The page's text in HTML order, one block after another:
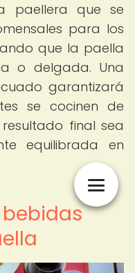
paellera que se
para los
que la paella
o delgada. Una
garantizará
se cocinen de
final sea
equilibrada en
bebidas